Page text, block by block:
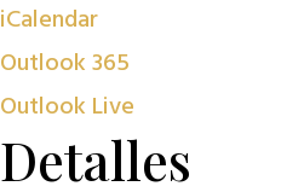
iCalendar
Outlook 365
Outlook Live
Detalles